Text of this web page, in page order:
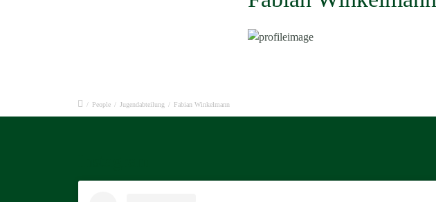
/ People / Jugendabteilung / Fabian Winkelmann